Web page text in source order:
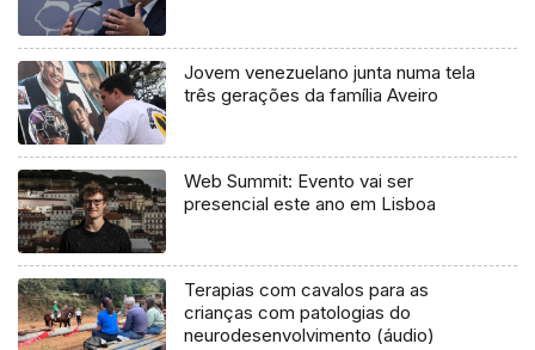
Jovem venezuelano junta numa tela
três gerações da família Aveiro
Web Summit: Evento vai ser
presencial este ano em Lisboa
Terapias com cavalos para as
crianças com patologias do
neurodesenvolvimento (áudio)